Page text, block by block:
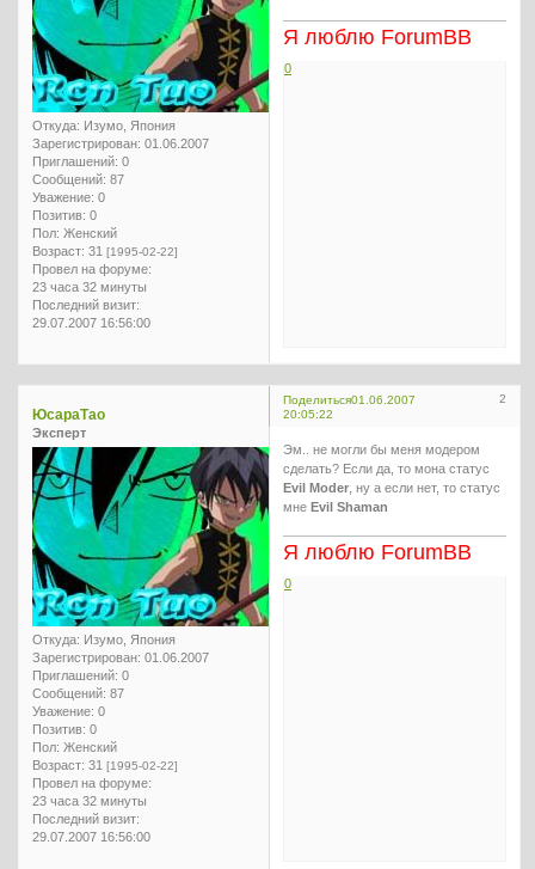
Откуда: Изумо, Япония
Зарегистрирован: 01.06.2007
Приглашений: 0
Сообщений: 87
Уважение: 0
Позитив: 0
Пол: Женский
Возраст: 31 [1995-02-22]
Провел на форуме:
23 часа 32 минуты
Последний визит:
29.07.2007 16:56:00
Я люблю ForumBB
0
Поделиться 2
01.06.2007
20:05:22
ЮсараТао
Эксперт
Откуда: Изумо, Япония
Зарегистрирован: 01.06.2007
Приглашений: 0
Сообщений: 87
Уважение: 0
Позитив: 0
Пол: Женский
Возраст: 31 [1995-02-22]
Провел на форуме:
23 часа 32 минуты
Последний визит:
29.07.2007 16:56:00
Эм.. не могли бы меня модером
сделать? Если да, то мона статус
Evil Moder , ну а если нет, то статус
мнеEvil Shaman
Я люблю ForumBB
0